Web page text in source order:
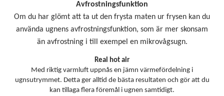
Avfrostningsfunktion
Om du har glömt att ta ut den frysta maten ur frysen kan du
använda ugnens avfrostningsfunktion, som är mer skonsam
än avfrostning i till exempel en mikrovågsugn.
Real hot air
Med riktig varmluft uppnås en jämn värmefördelning i
ugnsutrymmet. Detta ger alltid de bästa resultaten och gör att du
kan tillaga flera föremål i ugnen samtidigt.